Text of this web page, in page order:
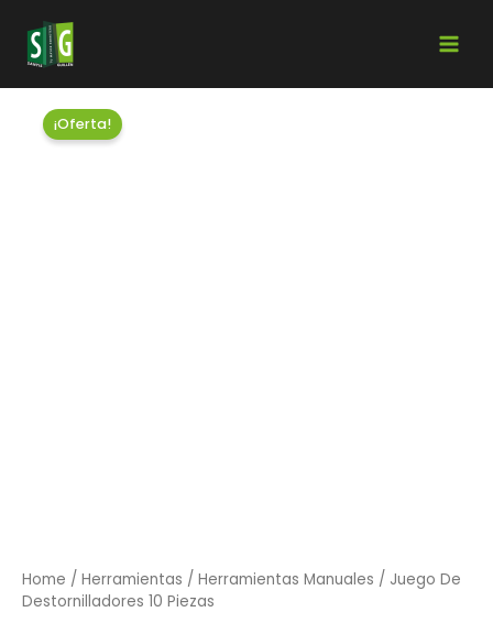
¡Oferta!
Home / Herramientas / Herramientas Manuales / Juego De
Destornilladores 10 Piezas